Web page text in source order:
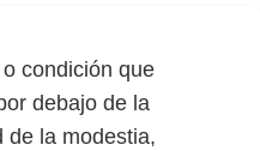
condición que
debajo de la
de la modestia,